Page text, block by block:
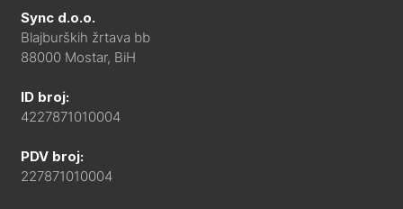
Sync d.o.o.
Blajburških žrtava bb
88000 Mostar, BiH
ID broj:
4227871010004
PDV broj:
227871010004